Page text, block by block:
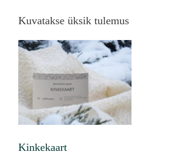
Kuvatakse üksik tulemus
Kinkekaart